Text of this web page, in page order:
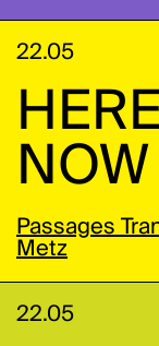
22.05
NOW
Passages
Metz
22.05